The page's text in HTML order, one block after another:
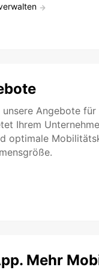
Angebote für
Ihrem
optimale
Mehr